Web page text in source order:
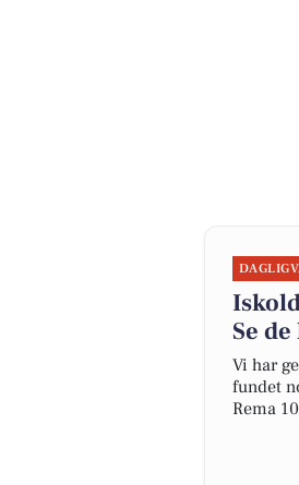
Se
Vi har
fundet
Rema